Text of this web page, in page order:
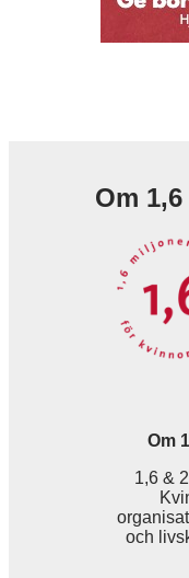
Om
Om
1,6 &
och